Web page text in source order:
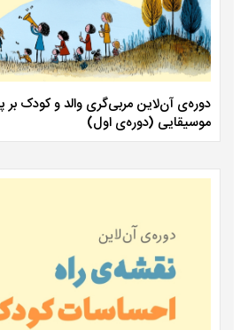
دوره‌ی آن‌لاین مربی‌گری والد و کودک بر
موسیقایی (دوره‌ی اول)